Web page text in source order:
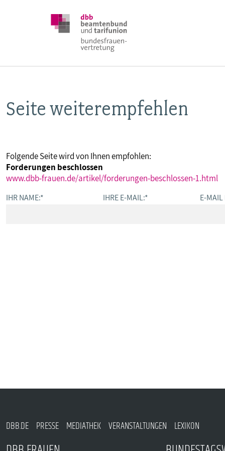
DBB FRAUEN
POSITIONEN
Seite weiterempfehlen
Folgende Seite wird von Ihnen empfohlen:
Forderungen beschlossen
www.dbb-frauen.de/artikel/forderungen-beschlossen-1.html
IHR NAME:* IHRE E-MAIL:* E-MAIL
DBB.DE PRESSE MEDIATHEK VERANSTALTUNGEN LEXIKON